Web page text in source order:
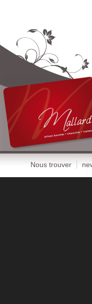
Nous trouver